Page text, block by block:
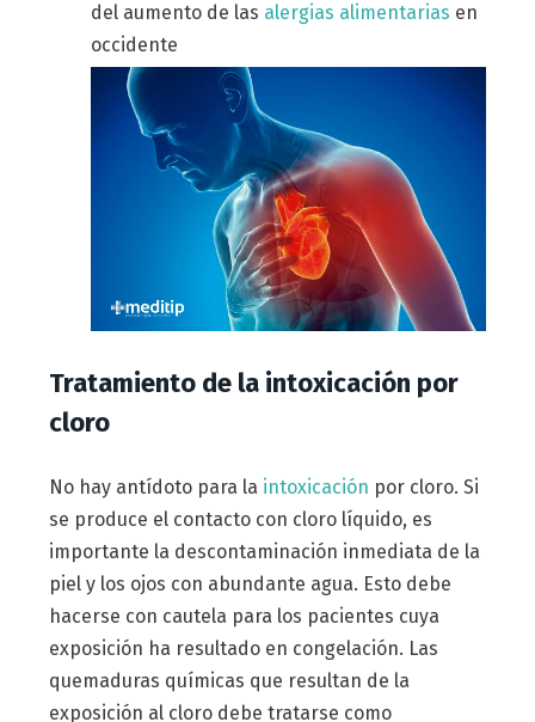
del aumento de las alergias alimentarias en
occidente
Tratamiento de la intoxicación por
cloro
No hay antídoto para la intoxicación por cloro. Si
se produce el contacto con cloro líquido, es
importante la descontaminación inmediata de la
piel y los ojos con abundante agua. Esto debe
hacerse con cautela para los pacientes cuya
exposición ha resultado en congelación. Las
quemaduras químicas que resultan de la
exposición al cloro debe tratarse como